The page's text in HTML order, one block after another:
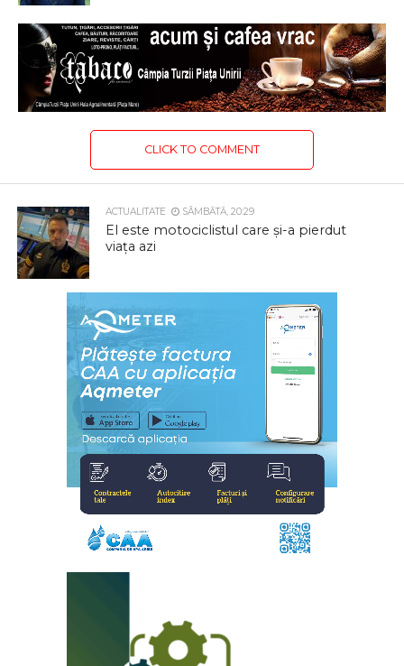
CLICK TO COMMENT
ACTUALITATE SÂMBĂTĂ, 20:29
El este motociclistul care și-a pierdut
viața azi